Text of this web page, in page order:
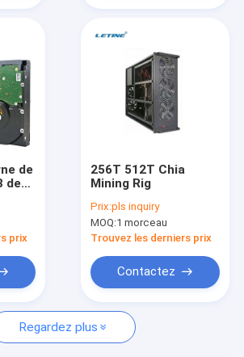
de
de
prix
256T 512T Chia
Mining Rig
Prix:pls inquiry
MOQ:1 morceau
Trouvez les derniers prix
Contactez
Regardez plus